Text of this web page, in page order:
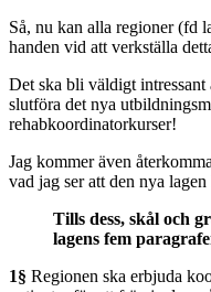
Så, nu kan alla regioner (fd
handen vid att verkställa
Det ska bli väldigt
slutföra det nya
rehabkoordinatorkurser!
Jag kommer även
vad jag ser att den nya
Tills dess, skål och
lagens fem
1§ Regionen ska erbjuda